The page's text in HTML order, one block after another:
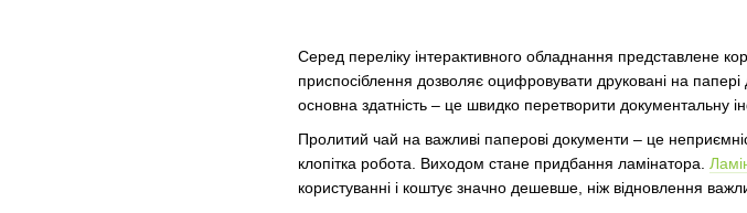
Серед переліку інтерактивного обладнання представлене
приспосіблення дозволяє оцифровувати друковані на папері
основна здатність – це швидко перетворити документальну
Пролитий чай на важливі паперові документи – це
клопітка робота. Виходом стане придбання ламінатора.
користуванні і коштує значно дешевше, ніж відновлення